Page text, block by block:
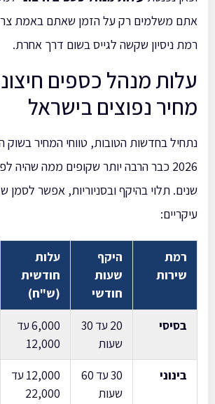
אתם משלמים רק על הזמן שאתם באמת
רמת ניסיון שקשה לגייס בשום דרך אחרת.
עלות מנהל כספים
מחיר נפוצים בישראל
נתחיל בחדשות הטובות, טווחי המחיר בשוק
2026 כבר הרבה יותר שקופים ממה שהיה
שנים. תלוי בהיקף ובסניוריות, אפשר לסמן
עיקריים:
רמת
שירות
היקף
שעות
חודשי
עלות
חודשית
(ש"ח)
בסיסי
20 עד 30
שעות
6,000 עד
12,000
בינוני
30 עד 60
שעות
12,000 עד
22,000